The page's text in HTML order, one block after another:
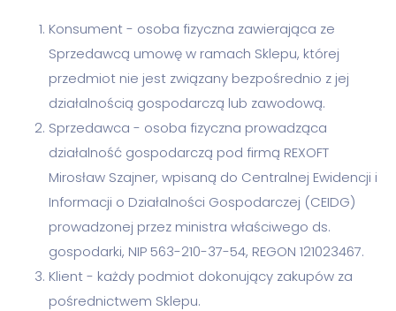
Konsument - osoba fizyczna zawierająca ze
Sprzedawcą umowę w ramach Sklepu, której
przedmiot nie jest związany bezpośrednio z jej
działalnością gospodarczą lub zawodową.
Sprzedawca - osoba fizyczna prowadząca
działalność gospodarczą pod firmą REXOFT
Mirosław Szajner, wpisaną do Centralnej Ewidencji i
Informacji o Działalności Gospodarczej (CEIDG)
prowadzonej przez ministra właściwego ds.
gospodarki, NIP 563-210-37-54, REGON 121023467.
Klient - każdy podmiot dokonujący zakupów za
pośrednictwem Sklepu.